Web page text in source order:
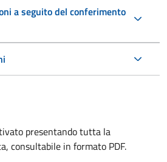
a seguito del conferimento
presentando tutta la
consultabile in formato PDF.